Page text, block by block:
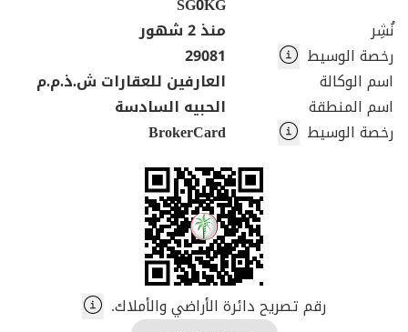
نُشِر
منذ 2 شهور
رخصة الوسيط
29081
اسم الوكالة
العارفين للعقارات ش.ذ.م.م
اسم المنطقة
الحبيه السادسة
رخصة الوسيط
BrokerCard
رقم تصريح دائرة الأراضي والأملاك.